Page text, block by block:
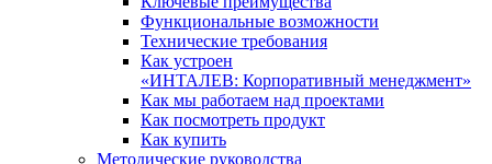
Функциональные возможности
Технические требования
Как устроен
«ИНТАЛЕВ: Корпоративный менеджмент»
Как мы работаем над проектами
Как посмотреть продукт
Как купить
Методические руководства